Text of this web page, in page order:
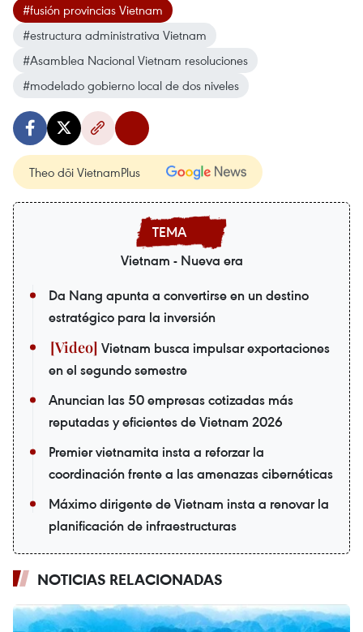
#fusión provincias Vietnam
#estructura administrativa Vietnam
#Asamblea Nacional Vietnam resoluciones
#modelado gobierno local de dos niveles
Theo dõi VietnamPlus
Vietnam - Nueva era
Da Nang apunta a convertirse en un destino
estratégico para la inversión
Vietnam busca impulsar exportaciones
en el segundo semestre
Anuncian las 50 empresas cotizadas más
reputadas y eficientes de Vietnam 2026
Premier vietnamita insta a reforzar la
coordinación frente a las amenazas cibernéticas
Máximo dirigente de Vietnam insta a renovar la
planificación de infraestructuras
NOTICIAS RELACIONADAS